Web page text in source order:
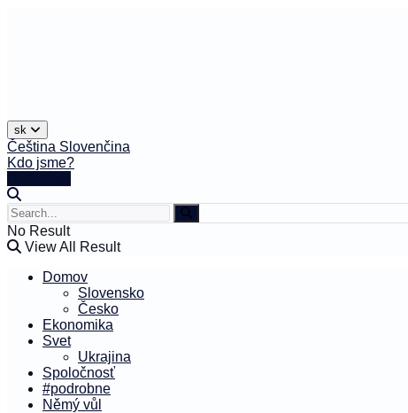
sk
Čeština Slovenčina
Kdo jsme?
No Result
View All Result
Domov
Slovensko
Česko
Ekonomika
Svet
Ukrajina
Spoločnosť
#podrobne
Němý vůl